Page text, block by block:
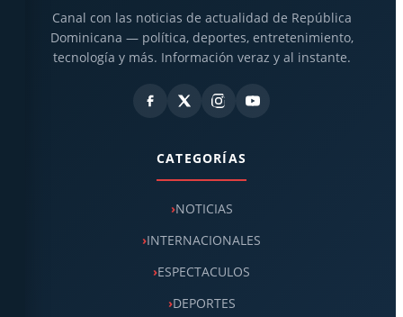
Canal con las noticias de actualidad de República
Dominicana — política, deportes, entretenimiento,
tecnología y más. Información veraz y al instante.
CATEGORÍAS
NOTICIAS
INTERNACIONALES
ESPECTACULOS
DEPORTES